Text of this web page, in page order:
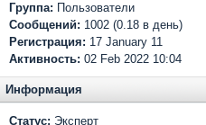
Группа: Пользователи
Сообщений: 1002 (0.18 в день)
Регистрация: 17 January 11
Активность: 02 Feb 2022 10:04
Информация
Статус: Эксперт